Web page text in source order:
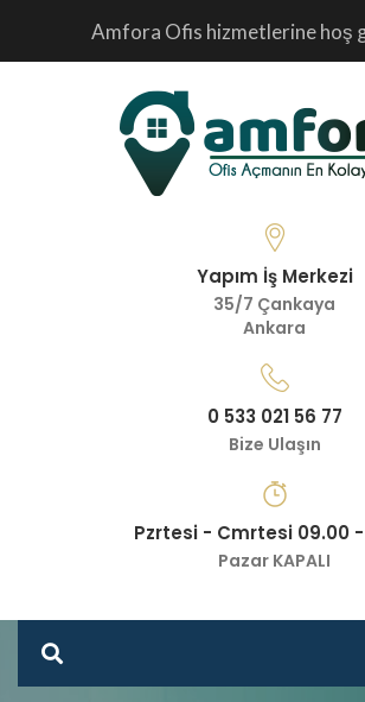
Amfora Ofis hizmetlerine hoş
Yapım İş Merkezi
35/7 Çankaya
Ankara
0 533 021 56 77
Bize Ulaşın
Pzrtesi - Cmrtesi 09.00 -
Pazar KAPALI